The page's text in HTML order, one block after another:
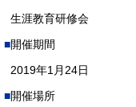
生涯教育研修会
開催期間
2019年1月24日
開催場所